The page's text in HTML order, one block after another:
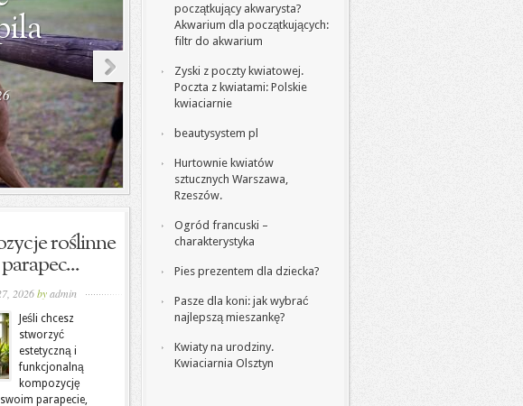
roślinne
2026byadmin
Jeśli chcesz
stworzyć
estetyczną i
funkcjonalną
kompozycję
parapecie,
początkujący akwarysta?
Akwarium dla początkujących:
filtr do akwarium
Zyski z poczty kwiatowej.
Poczta z kwiatami: Polskie
kwiaciarnie
beautysystem pl
Hurtownie kwiatów
sztucznych Warszawa,
Rzeszów.
Ogród francuski –
charakterystyka
Pies prezentem dla dziecka?
Pasze dla koni: jak wybrać
najlepszą mieszankę?
Kwiaty na urodziny.
Kwiaciarnia Olsztyn